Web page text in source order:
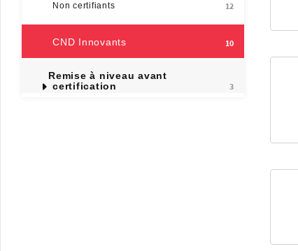
Non certifiants 12
CND Innovants 10
Remise à niveau avant
certification
3